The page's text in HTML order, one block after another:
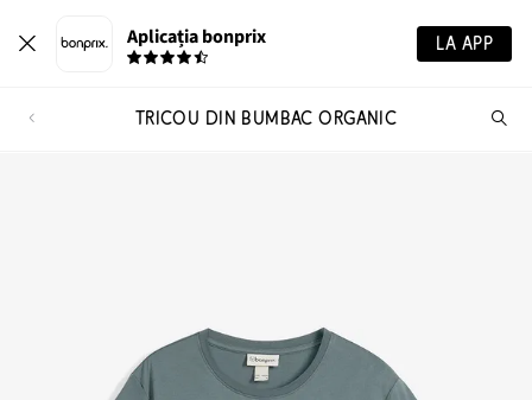
Aplicația bonprix LA APP
TRICOU DIN BUMBAC ORGANIC